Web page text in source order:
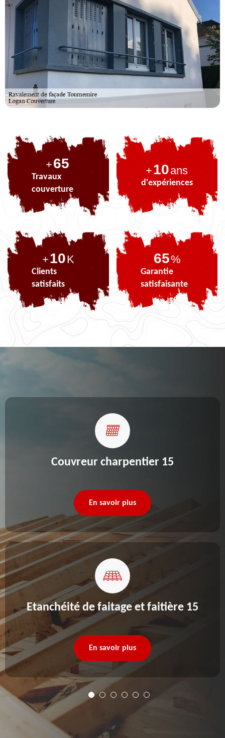
+81
Travaux
couverture
+10ans
d'expériences
+10K
Clients
satisfaits
81%
Garantie
satisfaisante
Couvreur charpentier 15
En savoir plus
Etanchéité de faitage et faitière 15
En savoir plus